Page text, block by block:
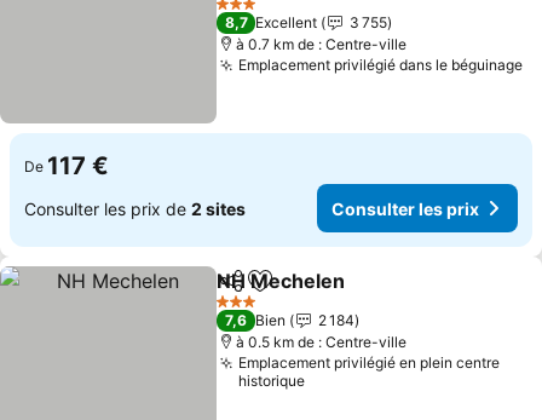
Consulter les prix
3 Étoiles
8,7 Excellent
3 755
à 0.7 km de : Centre-ville
Emplacement privilégié dans le béguinage
De 117 €
Consulter les prix de 2 sites Consulter les prix
PartagerAjouter à mes favoris
NH Mechelen
3 Étoiles
7,6 Bien
2 184
à 0.5 km de : Centre-ville
Emplacement privilégié en plein centre
historique